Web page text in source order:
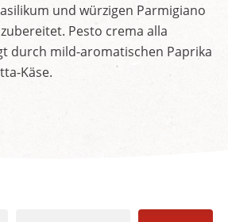
und würzigen Parmigiano
Pesto crema alla
durch mild-aromatischen Paprika
Käse.